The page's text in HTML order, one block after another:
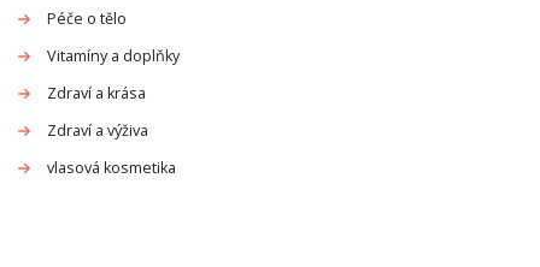
Péče o tělo
Vitamíny a doplňky
Zdraví a krása
Zdraví a výživa
vlasová kosmetika